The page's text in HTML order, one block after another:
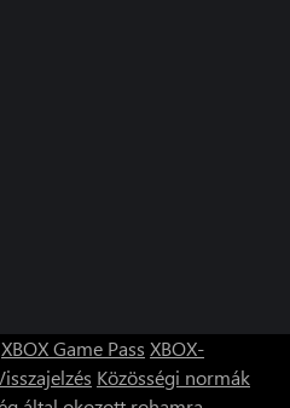
XBOX Game Pass XBOX-
Közösségi normák